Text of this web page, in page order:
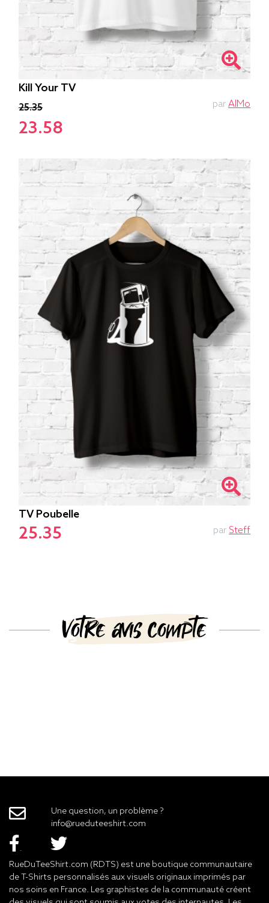
Kill Your TV
25.35
23.58
par AlMo
TV Poubelle
25.35 par Steff
Votre avis compte
Une question, un problème ?
info@rueduteeshirt.com
RueDuTeeShirt.com (RDTS) est une boutique communautaire
de T-Shirts personnalisés aux visuels originaux imprimés par
nos soins en France. Les graphistes de la communauté créent